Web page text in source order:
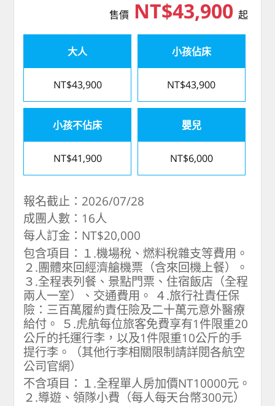
售價NT$43,900 起
大人
NT$43,900
小孩佔床
NT$43,900
小孩不佔床
NT$41,900
嬰兒
NT$6,000
報名截止：2026/07/28
成團人數：16人
每人訂金：NT$20,000
包含項目：１.機場稅、燃料稅雜支等費用。
２.團體來回經濟艙機票（含來回機上餐）。
３.全程表列餐、景點門票、住宿飯店（全程
兩人一室）、交通費用。 ４.旅行社責任保
險：三百萬履約責任險及二十萬元意外醫療
給付。 ５.虎航每位旅客免費享有1件限重20
公斤的托運行李，以及1件限重10公斤的手
提行李。（其他行李相關限制請詳閱各航空
公司官網）
不含項目：１.全程單人房加價NT10000元。
２.導遊、領隊小費（每人每天台幣300元）